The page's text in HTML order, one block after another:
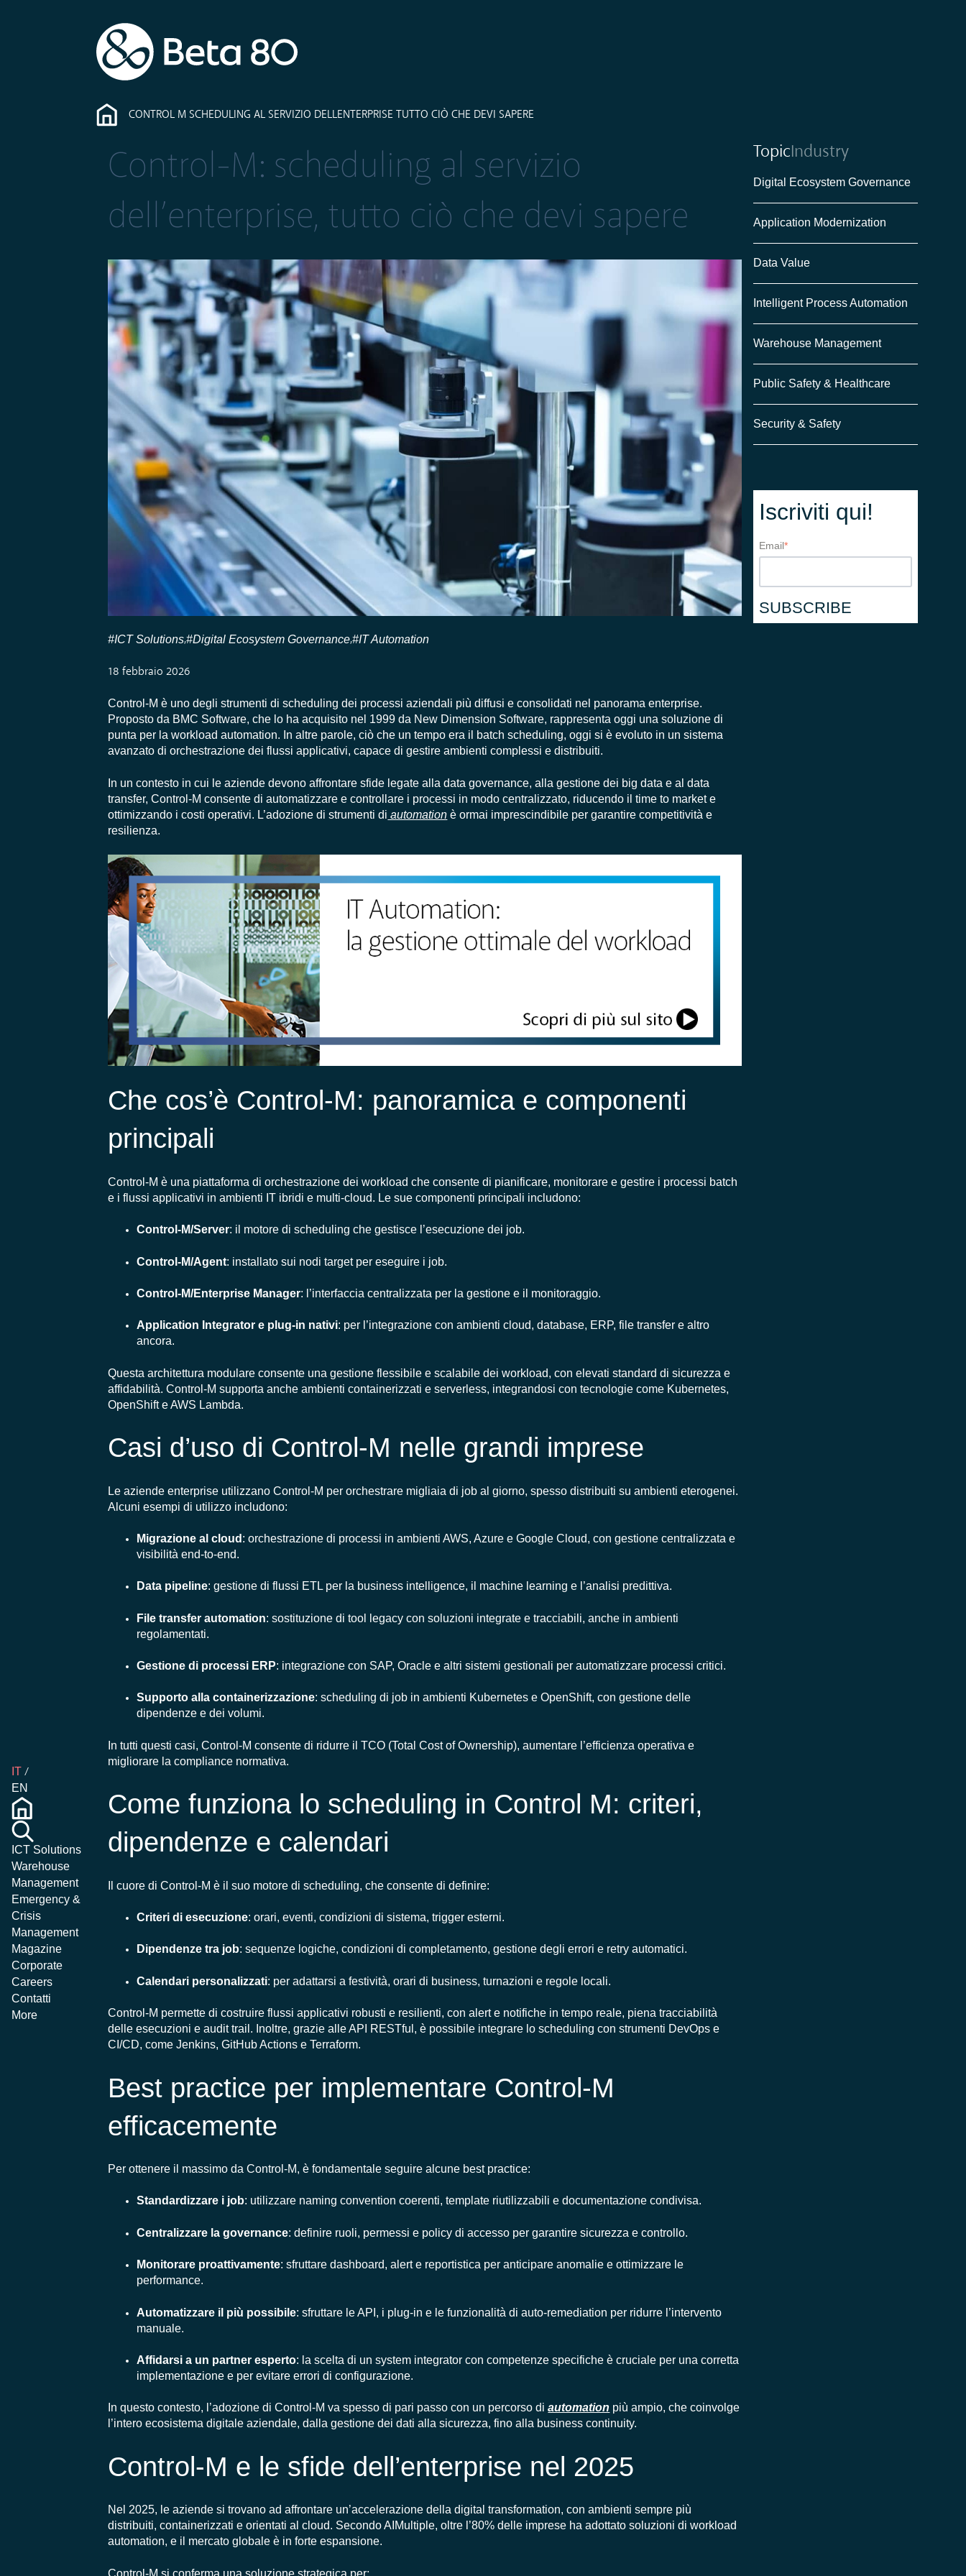
CONTROL M SCHEDULING AL SERVIZIO DELLENTERPRISE TUTTO CIÒ CHE DEVI SAPERE
IT
EN
ICT Solutions
Warehouse
Management
Emergency &
Crisis
Management
Magazine
Corporate
Careers
Contatti
More
Control-M: scheduling al servizio
dell’enterprise, tutto ciò che devi sapere
#ICT Solutions,#Digital Ecosystem Governance,#IT Automation
18 febbraio 2026
Control-M è uno degli strumenti di scheduling dei processi aziendali più diffusi e consolidati nel panorama enterprise.
Proposto da BMC Software, che lo ha acquisito nel 1999 da New Dimension Software, rappresenta oggi una soluzione di
punta per la workload automation. In altre parole, ciò che un tempo era il batch scheduling, oggi si è evoluto in un sistema
avanzato di orchestrazione dei flussi applicativi, capace di gestire ambienti complessi e distribuiti.
In un contesto in cui le aziende devono affrontare sfide legate alla data governance, alla gestione dei big data e al data
transfer, Control-M consente di automatizzare e controllare i processi in modo centralizzato, riducendo il time to market e
ottimizzando i costi operativi. L’adozione di strumenti di automation è ormai imprescindibile per garantire competitività e
resilienza.
Che cos’è Control-M: panoramica e componenti
principali
Control-M è una piattaforma di orchestrazione dei workload che consente di pianificare, monitorare e gestire i processi batch
e i flussi applicativi in ambienti IT ibridi e multi-cloud. Le sue componenti principali includono:
Control-M/Server: il motore di scheduling che gestisce l’esecuzione dei job.
Control-M/Agent: installato sui nodi target per eseguire i job.
Control-M/Enterprise Manager: l’interfaccia centralizzata per la gestione e il monitoraggio.
Application Integrator e plug-in nativi: per l’integrazione con ambienti cloud, database, ERP, file transfer e altro
ancora.
Questa architettura modulare consente una gestione flessibile e scalabile dei workload, con elevati standard di sicurezza e
affidabilità. Control-M supporta anche ambienti containerizzati e serverless, integrandosi con tecnologie come Kubernetes,
OpenShift e AWS Lambda.
Casi d’uso di Control-M nelle grandi imprese
Le aziende enterprise utilizzano Control-M per orchestrare migliaia di job al giorno, spesso distribuiti su ambienti eterogenei.
Alcuni esempi di utilizzo includono:
Migrazione al cloud : orchestrazione di processi in ambienti AWS, Azure e Google Cloud, con gestione centralizzata e
visibilità end-to-end.
Data pipeline: gestione di flussi ETL per la business intelligence, il machine learning e l’analisi predittiva.
File transfer automation: sostituzione di tool legacy con soluzioni integrate e tracciabili, anche in ambienti
regolamentati.
Gestione di processi ERP: integrazione con SAP, Oracle e altri sistemi gestionali per automatizzare processi critici.
Supporto alla containerizzazione: scheduling di job in ambienti Kubernetes e OpenShift, con gestione delle
dipendenze e dei volumi.
In tutti questi casi, Control-M consente di ridurre il TCO (Total Cost of Ownership), aumentare l’efficienza operativa e
migliorare la compliance normativa.
Come funziona lo scheduling in Control M: criteri,
dipendenze e calendari
Il cuore di Control-M è il suo motore di scheduling, che consente di definire:
Criteri di esecuzione: orari, eventi, condizioni di sistema, trigger esterni.
Dipendenze tra job: sequenze logiche, condizioni di completamento, gestione degli errori e retry automatici.
Calendari personalizzati: per adattarsi a festività, orari di business, turnazioni e regole locali.
Control-M permette di costruire flussi applicativi robusti e resilienti, con alert e notifiche in tempo reale, piena tracciabilità
delle esecuzioni e audit trail. Inoltre, grazie alle API RESTful, è possibile integrare lo scheduling con strumenti DevOps e
CI/CD, come Jenkins, GitHub Actions e Terraform.
Best practice per implementare Control-M
efficacemente
Per ottenere il massimo da Control-M, è fondamentale seguire alcune best practice:
Standardizzare i job: utilizzare naming convention coerenti, template riutilizzabili e documentazione condivisa.
Centralizzare la governance: definire ruoli, permessi e policy di accesso per garantire sicurezza e controllo.
Monitorare proattivamente: sfruttare dashboard, alert e reportistica per anticipare anomalie e ottimizzare le
performance.
Automatizzare il più possibile: sfruttare le API, i plug-in e le funzionalità di auto-remediation per ridurre l’intervento
manuale.
Affidarsi a un partner esperto: la scelta di un system integrator con competenze specifiche è cruciale per una corretta
implementazione e per evitare errori di configurazione.
In questo contesto, l’adozione di Control-M va spesso di pari passo con un percorso diautomation più ampio, che coinvolge
l’intero ecosistema digitale aziendale, dalla gestione dei dati alla sicurezza, fino alla business continuity.
Control-M e le sfide dell’enterprise nel 2025
Nel 2025, le aziende si trovano ad affrontare un’accelerazione della digital transformation, con ambienti sempre più
distribuiti, containerizzati e orientati al cloud. Secondo AIMultiple, oltre l’80% delle imprese ha adottato soluzioni di workload
automation, e il mercato globale è in forte espansione.
Control-M si conferma una soluzione strategica per:
TopicIndustry
Digital Ecosystem Governance
Application Modernization
Data Value
Intelligent Process Automation
Warehouse Management
Public Safety & Healthcare
Security & Safety
Iscriviti qui!
Email*